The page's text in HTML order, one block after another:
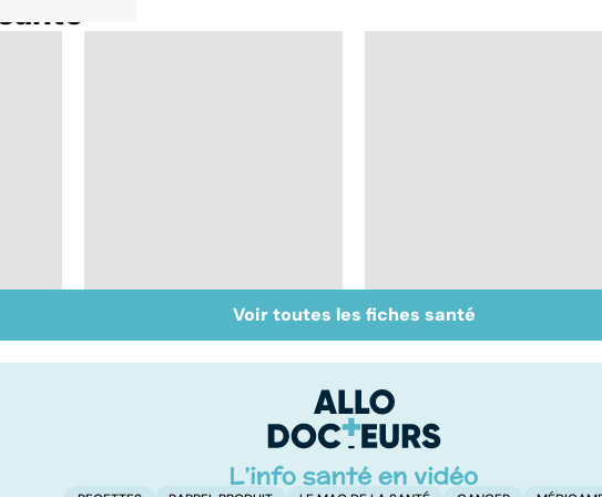
Tout savoir sur les
infections
Inflammation des
amygdales : que faire
Voir toutes les fiches santé